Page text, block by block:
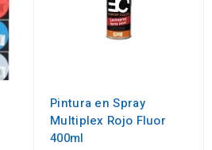
Pintura en Spray
Multiplex Rojo Fluor
400ml